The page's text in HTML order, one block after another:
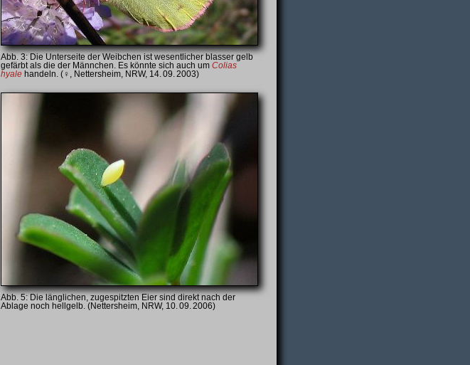
Die Unterseite der Weibchen ist wesentlicher blasser gelb
gefärbt als die der Männchen. Es könnte sich auch um Colias
hyale handeln. (♀, Nettersheim, NRW, 14. 09. 2003)
Die länglichen, zugespitzten Eier sind direkt nach der
Ablage noch hellgelb. (Nettersheim, NRW, 10. 09. 2006)